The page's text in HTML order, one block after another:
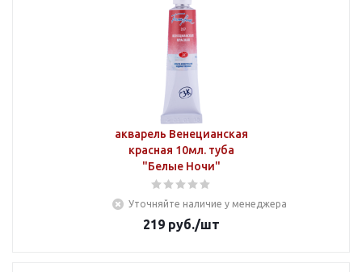
акварель Венецианская
красная 10мл. туба
"Белые Ночи"
Уточняйте наличие у менеджера
219 руб./шт